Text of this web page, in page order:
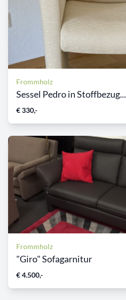
Frommholz
Sessel Pedro in Stoffbezug...
€ 330,-
Frommholz
"Giro" Sofagarnitur
€ 4.500,-